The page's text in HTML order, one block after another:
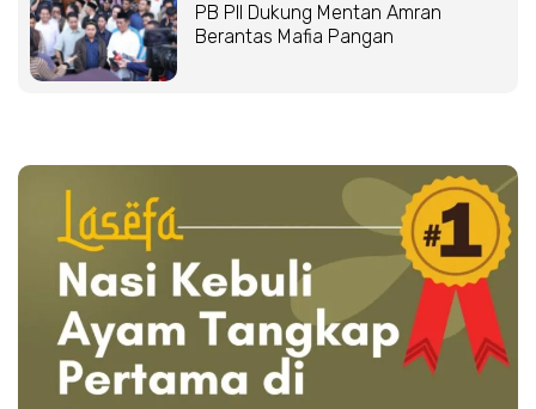
PB PII Dukung Mentan Amran
Berantas Mafia Pangan